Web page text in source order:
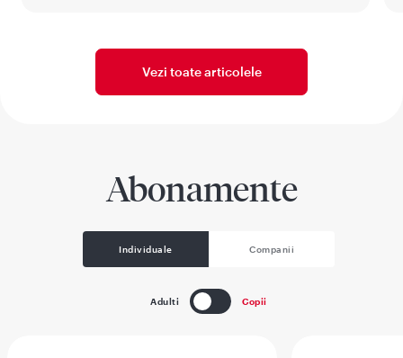
Vezi toate articolele
Abonamente
Individuale Companii
Adulti Copii